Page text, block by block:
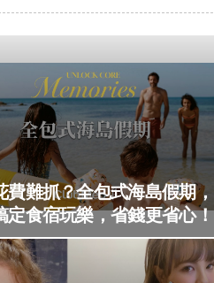
費難抓？全包式海島假期，
定食宿玩樂，省錢更省心！